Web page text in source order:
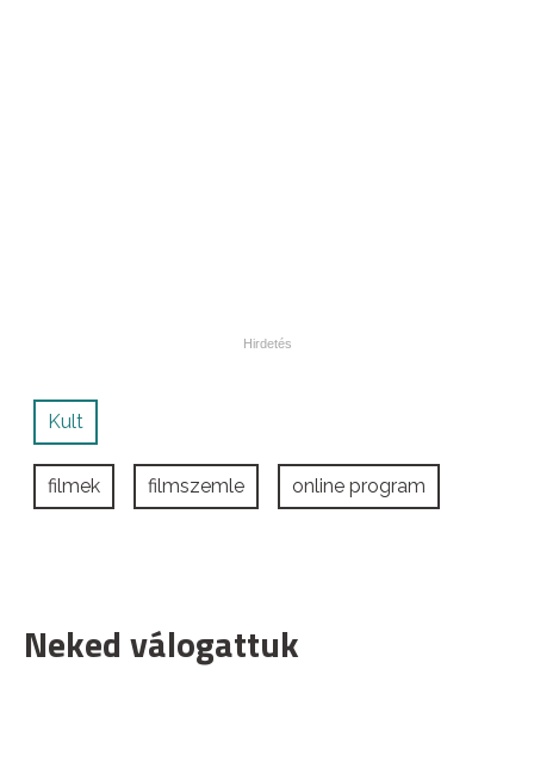
Kult
filmek filmszemle online program
Neked válogattuk